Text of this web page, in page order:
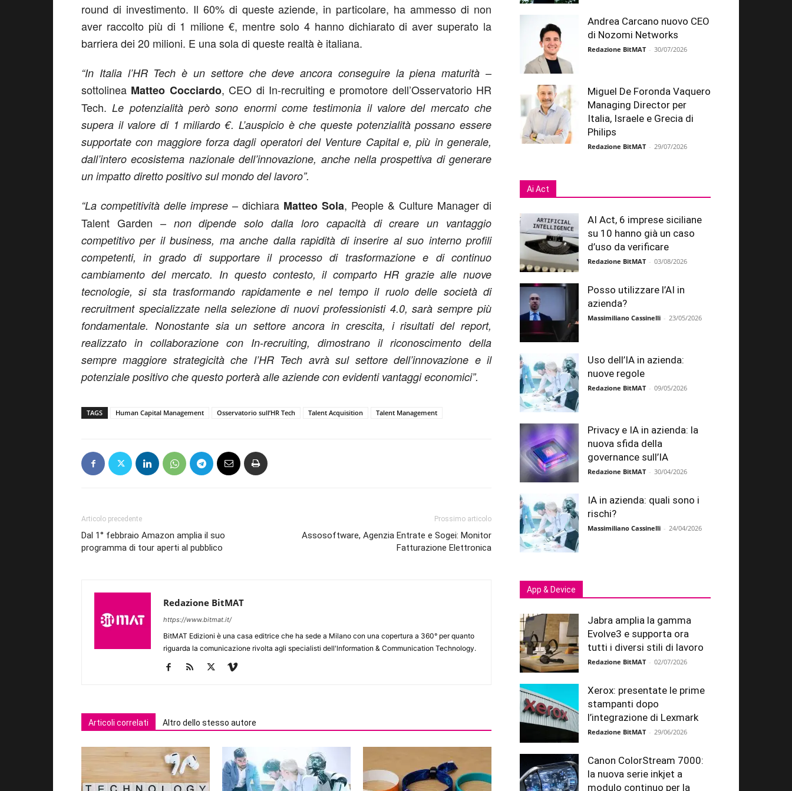
round di investimento. Il 60% di queste aziende, in particolare, ha ammesso di non
aver raccolto più di 1 milione €, mentre solo 4 hanno dichiarato di aver superato la
barriera dei 20 milioni. E una sola di queste realtà è italiana.
“In Italia l’HR Tech è un settore che deve ancora conseguire la piena maturità –
sottolinea Matteo Cocciardo, CEO di In-recruiting e promotore dell’Osservatorio HR
Tech.Le potenzialità però sono enormi come testimonia il valore del mercato che
supera il valore di 1 miliardo €. L’auspicio è che queste potenzialità possano essere
supportate con maggiore forza dagli operatori del Venture Capital e, più in generale,
dall’intero ecosistema nazionale dell’innovazione, anche nella prospettiva di generare
un impatto diretto positivo sul mondo del lavoro”.
“La competitività delle imprese – dichiara Matteo Sola, People & Culture Manager di
Talent Garden – non dipende solo dalla loro capacità di creare un vantaggio
competitivo per il business, ma anche dalla rapidità di inserire al suo interno profili
competenti, in grado di supportare il processo di trasformazione e di continuo
cambiamento del mercato. In questo contesto, il comparto HR grazie alle nuove
tecnologie, si sta trasformando rapidamente e nel tempo il ruolo delle società di
recruitment specializzate nella selezione di nuovi professionisti 4.0, sarà sempre più
fondamentale. Nonostante sia un settore ancora in crescita, i risultati del report,
realizzato in collaborazione con In-recruiting, dimostrano il riconoscimento della
sempre maggiore strategicità che l’HR Tech avrà sul settore dell’innovazione e il
potenziale positivo che questo porterà alle aziende con evidenti vantaggi economici”.
TAGS Human Capital Management Osservatorio sull’HR Tech Talent Acquisition Talent Management
Articolo precedente
Dal 1° febbraio Amazon amplia il suo
programma di tour aperti al pubblico
Prossimo articolo
Assosoftware, Agenzia Entrate e Sogei: Monitor
Fatturazione Elettronica
Redazione BitMAT
https://www.bitmat.it/
BitMAT Edizioni è una casa editrice che ha sede a Milano con una copertura a 360° per quanto
riguarda la comunicazione rivolta agli specialisti dell'lnformation & Communication Technology.
Articoli correlati Altro dello stesso autore
Andrea Carcano nuovo CEO
di Nozomi Networks
Redazione BitMAT - 30/07/2026
Miguel De Foronda Vaquero
Managing Director per
Italia, Israele e Grecia di
Philips
Redazione BitMAT - 29/07/2026
Ai Act
AI Act, 6 imprese siciliane
su 10 hanno già un caso
d’uso da verificare
Redazione BitMAT - 03/08/2026
Posso utilizzare l’AI in
azienda?
Massimiliano Cassinelli - 23/05/2026
Uso dell’IA in azienda:
nuove regole
Redazione BitMAT - 09/05/2026
Privacy e IA in azienda: la
nuova sfida della
governance sull’IA
Redazione BitMAT - 30/04/2026
IA in azienda: quali sono i
rischi?
Massimiliano Cassinelli - 24/04/2026
App & Device
Jabra amplia la gamma
Evolve3 e supporta ora
tutti i diversi stili di lavoro
Redazione BitMAT - 02/07/2026
Xerox: presentate le prime
stampanti dopo
l’integrazione di Lexmark
Redazione BitMAT - 29/06/2026
Canon ColorStream 7000:
la nuova serie inkjet a
modulo continuo per la